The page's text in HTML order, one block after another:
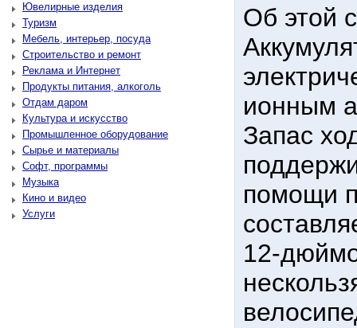
Ювелирные изделия
Туризм
Мебель, интерьер, посуда
Строительство и ремонт
Реклама и Интернет
Продукты питания, алкоголь
Отдам даром
Культура и искусство
Промышленное оборудование
Сырье и материалы
Софт, программы
Музыка
Кино и видео
Услуги
Об этой
ионным
Запас
помощи
12-